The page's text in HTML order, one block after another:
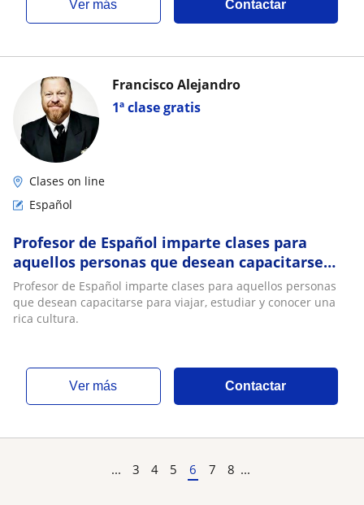
ver más Contactar
1ª clase gratis
Francisco Alejandro
Clases on line
Español
Profesor de Español imparte clases para
aquellos personas que desean capacitarse
para viajar, estudiar y conocer una rica
cultura
Profesor de Español imparte clases para aquellos personas
que desean capacitarse para viajar, estudiar y conocer una
rica cultura.
ver más Contactar
... 3 4 5 6 7 8 ...